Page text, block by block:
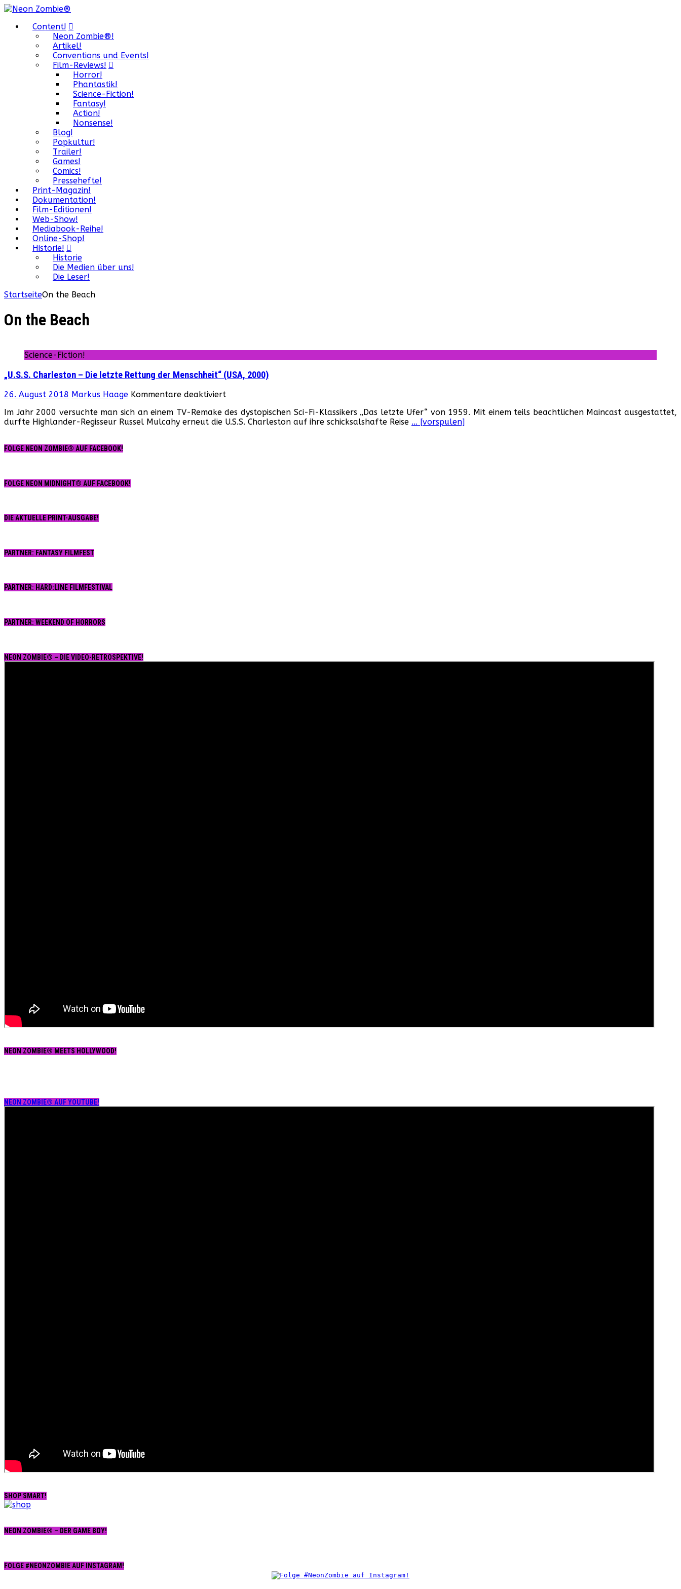
Content!
Neon Zombie®!
Artikel!
Conventions und Events!
Film-Reviews!
Horror!
Phantastik!
Science-Fiction!
Fantasy!
Action!
Nonsense!
Blog!
Popkultur!
Trailer!
Games!
Comics!
Pressehefte!
Print-Magazin!
Dokumentation!
Film-Editionen!
Web-Show!
Mediabook-Reihe!
Online-Shop!
Historie!
Historie
Die Medien über uns!
Die Leser!
StartseiteOn the Beach
On the Beach
Science-Fiction!
„U.S.S. Charleston – Die letzte Rettung der Menschheit“ (USA, 2000)
26. August 2018 Markus Haage Kommentare deaktiviertfür
Charleston
–
Im Jahr 2000 versuchte man sich an einem TV-Remake des dystopischen Sci-Fi-Klassikers „Das letzte Ufer“ von 1959. Mit einem teils beachtlichen Maincast ausgestattet,
durfte Highlander-Regisseur Russel Mulcahy erneut die U.S.S. Charleston auf ihre schicksalshafte Reise … [vorspulen]
FOLGE NEON ZOMBIE® AUF FACEBOOK!
FOLGE NEON MIDNIGHT® AUF FACEBOOK!
DIE AKTUELLE PRINT-AUSGABE!
PARTNER: FANTASY FILMFEST
PARTNER: HARD:LINE FILMFESTIVAL
PARTNER: WEEKEND OF HORRORS
NEON ZOMBIE® – DIE VIDEO-RETROSPEKTIVE!
NEON ZOMBIE® MEETS HOLLYWOOD!
NEON ZOMBIE® AUF YOUTUBE!
SHOP SMART!
NEON ZOMBIE® – DER GAME BOY!
FOLGE #NEONZOMBIE AUF INSTAGRAM!